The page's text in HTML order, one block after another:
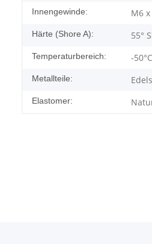
Innengewinde: M6
Härte (Shore A): 55°
Temperaturbereich: -
Metallteile:
Elastomer: